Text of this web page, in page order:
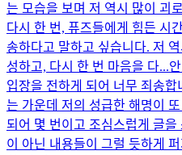
는 모습을 보며 저 역시 많이 괴
다시 한 번, 퓨즈들에게 힘든 시
송하다고 말하고 싶습니다. 저
성하고, 다시 한 번 마음을 다...
입장을 전하게 되어 너무 죄송
는 가운데 저의 성급한 해명이
되어 몇 번이고 조심스럽게 글
이 아닌 내용들이 그럴 듯하게